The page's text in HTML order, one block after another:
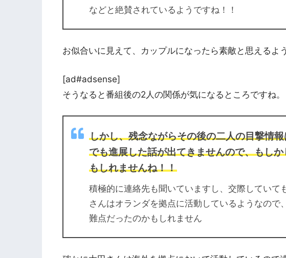
などと絶賛されているようですね！！
お似合いに見えて、カップルになったら素敵と思える
[ad#adsense]
そうなると番組後の2人の関係が気になるところですね。
しかし、残念ながらその後の二人の目撃情
でも進展した話が出てきませんので、もし
もしれませんね！！
積極的に連絡先も聞いていますし、交際していて
さんはオランダを拠点に活動しているようなので
難点だったのかもしれません